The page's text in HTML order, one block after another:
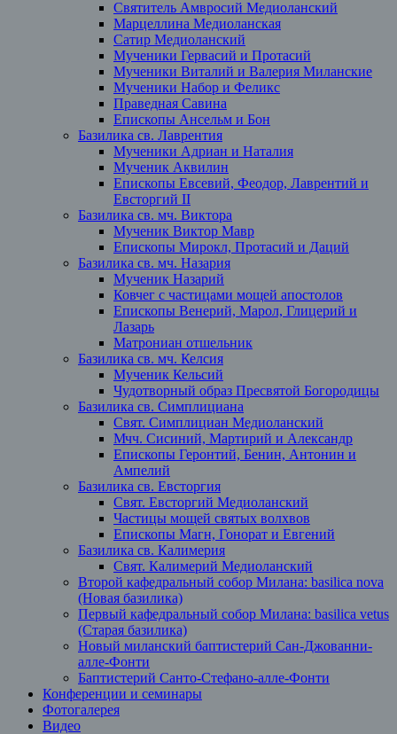
Святитель Амвросий Медиоланский
Марцеллина Медиоланская
Сатир Медиоланский
Мученики Гервасий и Протасий
Мученики Виталий и Валерия Миланские
Мученики Набор и Феликс
Праведная Савина
Епископы Ансельм и Бон
Базилика св. Лаврентия
Мученики Адриан и Наталия
Мученик Аквилин
Епископы Евсевий, Феодор, Лаврентий и
Евсторгий II
Базилика св. мч. Виктора
Мученик Виктор Мавр
Епископы Мирокл, Протасий и Даций
Базилика св. мч. Назария
Мученик Назарий
Ковчег с частицами мощей апостолов
Епископы Венерий, Марол, Глицерий и
Лазарь
Матрониан отшельник
Базилика св. мч. Келсия
Мученик Кельсий
Чудотворный образ Пресвятой Богородицы
Базилика св. Симплициана
Свят. Симплициан Медиоланский
Мчч. Сисиний, Мартирий и Александр
Епископы Геронтий, Бенин, Антонин и
Ампелий
Базилика св. Евсторгия
Свят. Евсторгий Медиоланский
Частицы мощей святых волхвов
Епископы Магн, Гонорат и Евгений
Базилика св. Калимерия
Свят. Калимерий Медиоланский
Второй кафедральный собор Милана: basilica nova
(Новая базилика)
Первый кафедральный собор Милана: basilica vetus
(Старая базилика)
Новый миланский баптистерий Сан-Джованни-
алле-Фонти
Баптистерий Санто-Стефано-алле-Фонти
Конференции и семинары
Фотогалерея
Видео